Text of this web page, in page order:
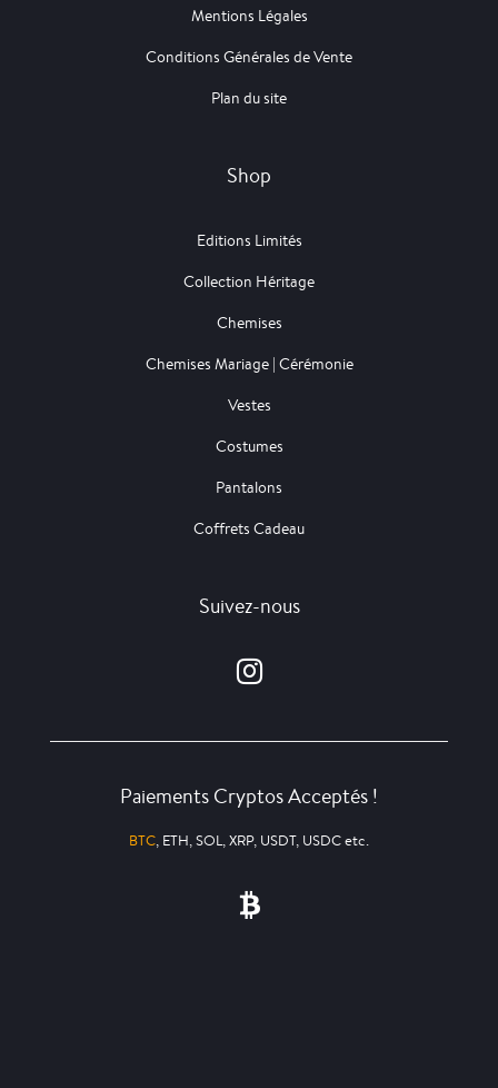
Mentions Légales
Conditions Générales de Vente
Plan du site
Shop
Editions Limités
Collection Héritage
Chemises
Chemises Mariage | Cérémonie
Vestes
Costumes
Pantalons
Coffrets Cadeau
Suivez-nous
Paiements Cryptos Acceptés !
BTC, ETH, SOL, XRP, USDT, USDC etc.